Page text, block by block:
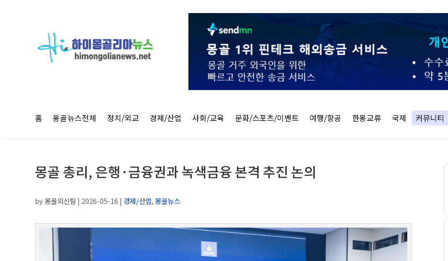
홈 몽골뉴스전체 정치/외교 경제/산업 사회/교육 문화/스포츠/이벤트 여행/항공 한몽교류 국제 커뮤니티
몽골 총리, 은행·금융권과 녹색금융 본격 추진 논의
by몽골외신팀 | 2026-05-16 | 경제/산업,몽골뉴스